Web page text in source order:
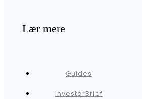
Lær mere
Guides
InvestorBrief